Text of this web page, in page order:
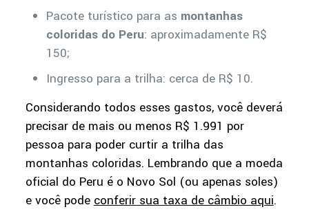
Pacote turístico para as montanhas
coloridas do Peru: aproximadamente R$
150;
Ingresso para a trilha: cerca de R$ 10.
Considerando todos esses gastos, você deverá
precisar de mais ou menos R$ 1.991 por
pessoa para poder curtir a trilha das
montanhas coloridas. Lembrando que a moeda
oficial do Peru é o Novo Sol (ou apenas soles)
e você pode conferir sua taxa de câmbio aqui.